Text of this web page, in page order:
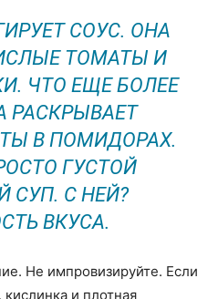
СОУС. ОНА
ТОМАТЫ И
ЧТО ЕЩЕ БОЛЕЕ
РАСКРЫВАЕТ
В ПОМИДОРАХ.
ГУСТОЙ
СУП. С НЕЙ?
ВКУСА.
Не импровизируйте. Если
и плотная